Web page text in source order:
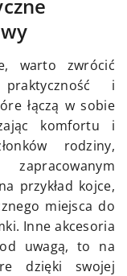
warto zwrócić
i
łączą w sobie
komfortu i
rodziny,
przykład kojce,
miejsca do
Inne akcesoria
uwagą, to na
dzięki swojej